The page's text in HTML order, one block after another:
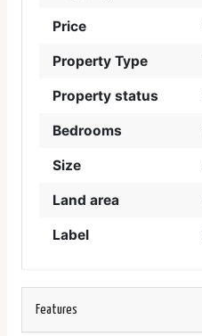
Price
Property Type
Property status
Bedrooms
Size
Land area
Label
Features